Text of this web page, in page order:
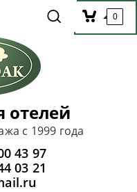
0
отелей
с 1999 года
43 97
03 21